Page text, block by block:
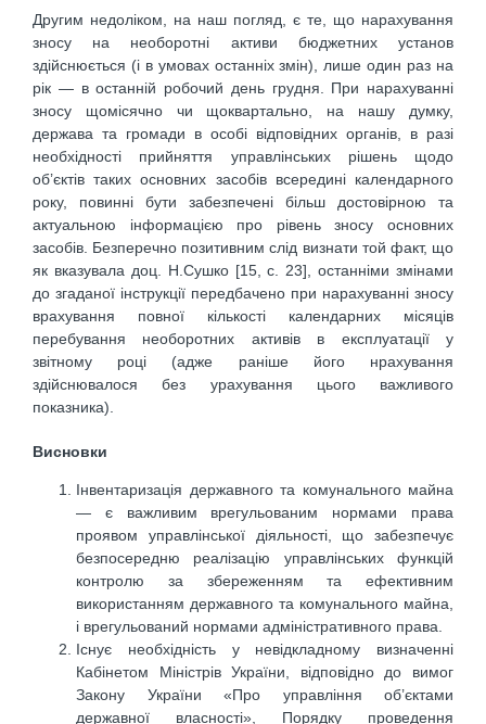
Другим недоліком, на наш погляд, є те, що нарахування
зносу на необоротні активи бюджетних установ
здійснюється (і в умовах останніх змін), лише один раз на
рік — в останній робочий день грудня. При нарахуванні
зносу щомісячно чи щоквартально, на нашу думку,
держава та громади в особі відповідних органів, в разі
необхідності прийняття управлінських рішень щодо
об’єктів таких основних засобів всередині календарного
року, повинні бути забезпечені більш достовірною та
актуальною інформацією про рівень зносу основних
засобів. Безперечно позитивним слід визнати той факт, що
як вказувала доц. Н.Сушко [15, с. 23], останніми змінами
до згаданої інструкції передбачено при нарахуванні зносу
врахування повної кількості календарних місяців
перебування необоротних активів в експлуатації у
звітному році (адже раніше його нрахування
здійснювалося без урахування цього важливого
показника).
Висновки
Інвентаризація державного та комунального майна
— є важливим врегульованим нормами права
проявом управлінської діяльності, що забезпечує
безпосередню реалізацію управлінських функцій
контролю за збереженням та ефективним
використанням державного та комунального майна,
і врегульований нормами адміністративного права.
Існує необхідність у невідкладному визначенні
Кабінетом Міністрів України, відповідно до вимог
Закону України «Про управління об’єктами
державної власності», Порядку проведення